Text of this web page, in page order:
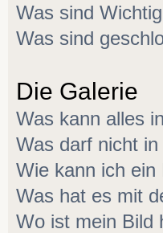
Was sind
Was sind
Die Galerie
Was kann alles
Was darf nicht
Wie kann ich ein
Was hat es mit
Wo ist mein Bild